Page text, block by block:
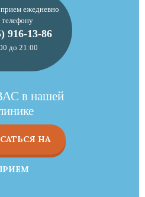
ежедневно
телефону
916-13-86
до 21:00
в нашей
НА